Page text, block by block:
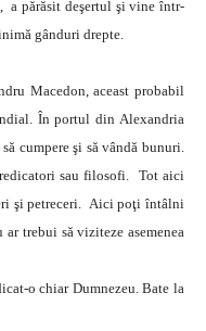
a părăsit deşertul şi vine într-
gânduri drepte.
Macedon, aceast probabil
În portul din Alexandria
cumpere şi să vândă bunuri.
sau filosofi. Tot aici
şi petreceri. Aici poţi întâlni
trebui să viziteze asemenea
o chiar Dumnezeu. Bate la